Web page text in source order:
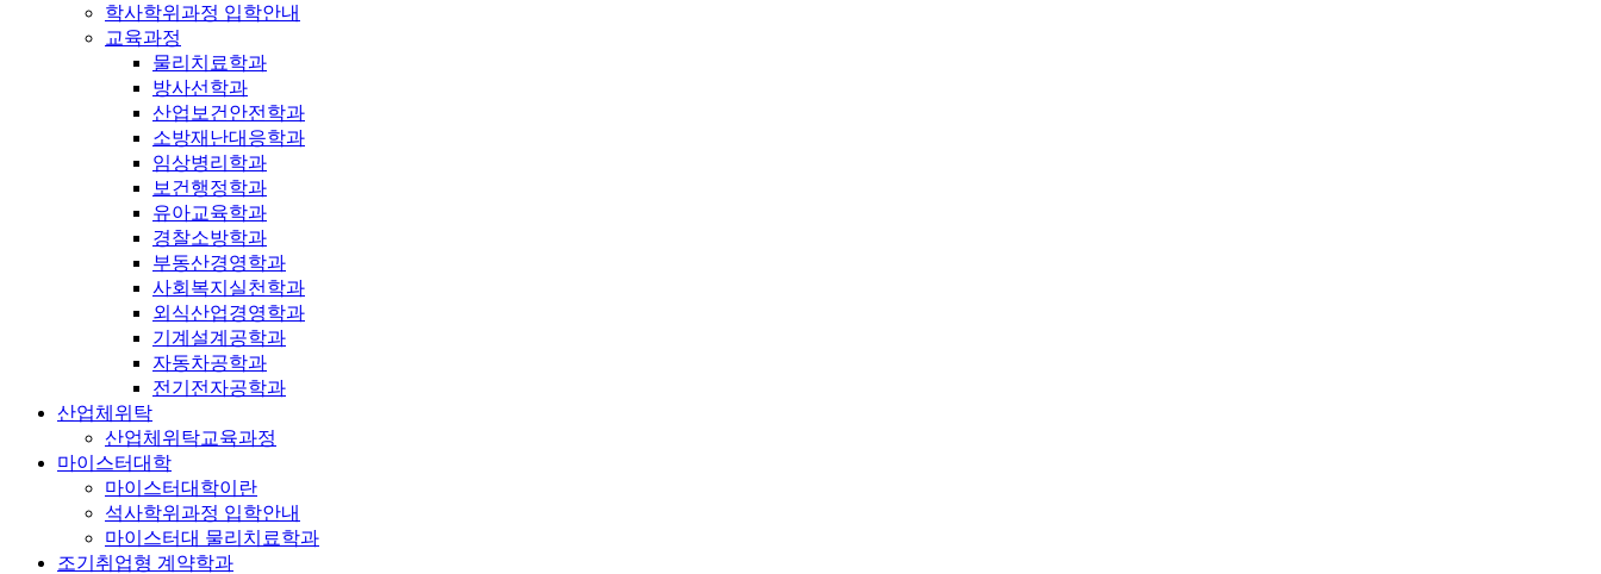
학사학위과정 입학안내
교육과정
물리치료학과
방사선학과
산업보건안전학과
소방재난대응학과
임상병리학과
보건행정학과
유아교육학과
경찰소방학과
부동산경영학과
사회복지실천학과
외식산업경영학과
기계설계공학과
자동차공학과
전기전자공학과
산업체위탁
산업체위탁교육과정
마이스터대학
마이스터대학이란
석사학위과정 입학안내
마이스터대 물리치료학과
조기취업형 계약학과